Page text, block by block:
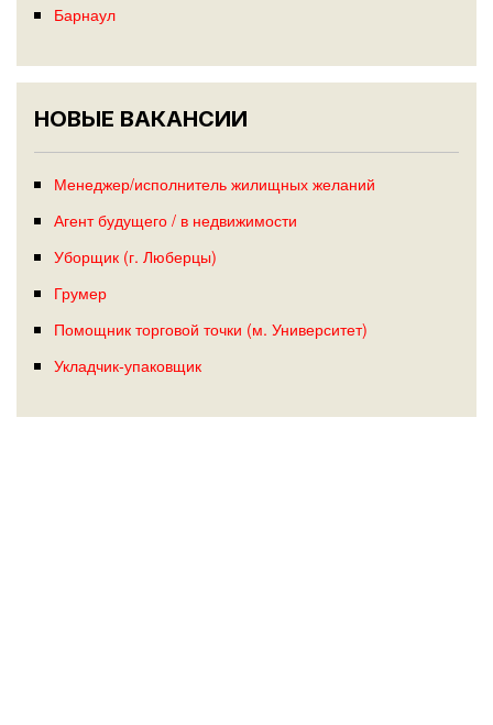
Барнаул
НОВЫЕ ВАКАНСИИ
Менеджер/исполнитель жилищных желаний
Агент будущего / в недвижимости
Уборщик (г. Люберцы)
Грумер
Помощник торговой точки (м. Университет)
Укладчик-упаковщик